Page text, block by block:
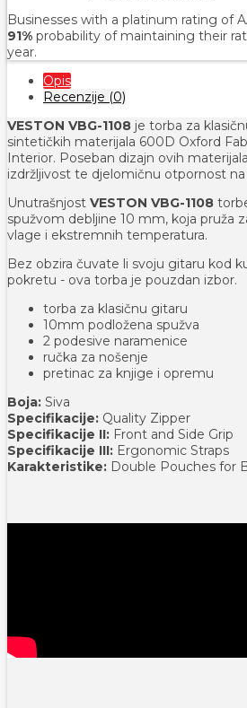
Businesses with a platinum rating of
91% probability of maintaining their
year.
Opis
Recenzije (0)
VESTON VBG-1108 je torba za
sintetičkih materijala 600D Oxford
Interior. Poseban dizajn ovih
izdržljivost te djelomičnu otpornost na
Unutrašnjost VESTON VBG-1108
spužvom debljine 10 mm, koja pruža
vlage i ekstremnih temperatura.
Bez obzira čuvate li svoju gitaru kod
pokretu - ova torba je pouzdan izbor.
torba za klasičnu gitaru
10mm podložena spužva
2 podesive naramenice
ručka za nošenje
pretinac za knjige i opremu
Boja: Siva
Specifikacije: Quality Zipper
Specifikacije II: Front and Side Grip
Specifikacije III: Ergonomic Straps
Karakteristike: Double Pouches for